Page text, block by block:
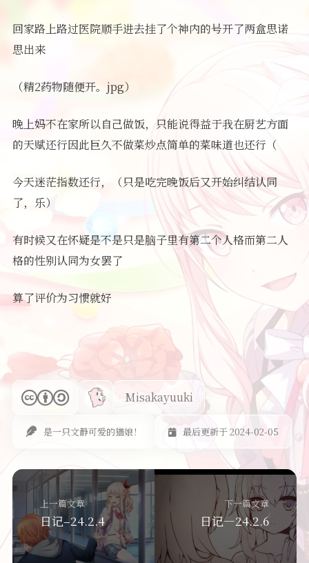
回家路上路过医院顺手进去挂了个神内的号开了两盒思诺
思出来
（精2药物随便开。jpg）
晚上妈不在家所以自己做饭，只能说得益于我在厨艺方面
的天赋还行因此巨久不做菜炒点简单的菜味道也还行（
今天迷茫指数还行，（只是吃完晚饭后又开始纠结认同
了，乐）
有时候又在怀疑是不是只是脑子里有第二个人格而第二人
格的性别认同为女罢了
算了评价为习惯就好
Misakayuuki
是一只文静可爱的猫娘！ 最后更新于 2024-02-05
上一篇文章
日记–24.2.4
下一篇文章
日记—24.2.6